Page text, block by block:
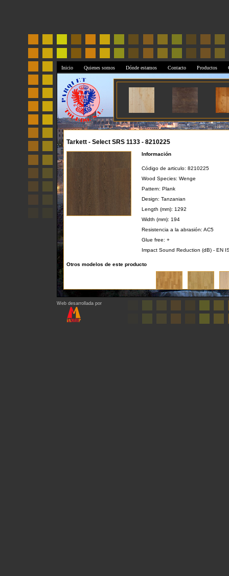
Web desarrollada por
Inicio Quienes somos Dónde estamos Contacto Productos
Tarkett - Select SRS 1133 - 8210225
Información
Código de articulo: 8210225
Wood Species: Wenge
Pattern: Plank
Design: Tanzanian
Length (mm): 1292
Width (mm): 194
Resistencia a la abrasión: AC5
Glue free: +
Impact Sound Reduction (dB) - EN
Otros modelos de este producto
Regresar